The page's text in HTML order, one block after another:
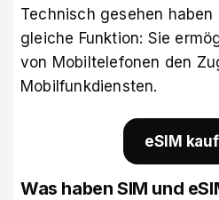
Technisch gesehen haben
gleiche Funktion: Sie
von Mobiltelefonen den
Mobilfunkdiensten.
eSIM
Was haben SIM und